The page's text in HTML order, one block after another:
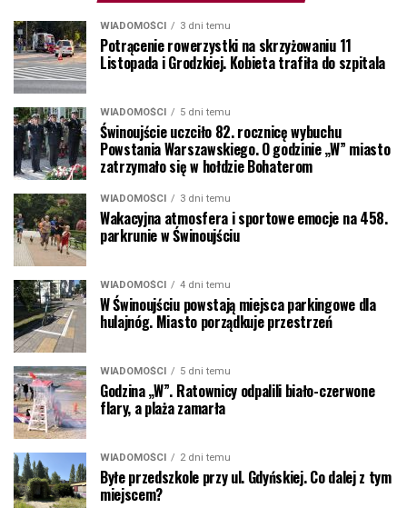
WIADOMOŚCI 3 dni temu
Potrącenie rowerzystki na skrzyżowaniu 11
Listopada i Grodzkiej. Kobieta trafiła do szpitala
WIADOMOŚCI 5 dni temu
Świnoujście uczciło 82. rocznicę wybuchu
Powstania Warszawskiego. O godzinie „W” miasto
zatrzymało się w hołdzie Bohaterom
WIADOMOŚCI 3 dni temu
Wakacyjna atmosfera i sportowe emocje na 458.
parkrunie w Świnoujściu
WIADOMOŚCI 4 dni temu
W Świnoujściu powstają miejsca parkingowe dla
hulajnóg. Miasto porządkuje przestrzeń
WIADOMOŚCI 5 dni temu
Godzina „W”. Ratownicy odpalili biało-czerwone
flary, a plaża zamarła
WIADOMOŚCI 2 dni temu
Byłe przedszkole przy ul. Gdyńskiej. Co dalej z tym
miejscem?